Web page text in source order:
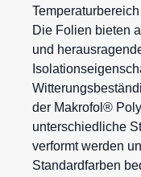
Die Folien bieten
und
der Makrofol®
unterschiedliche
verformt werden
Standardfarben